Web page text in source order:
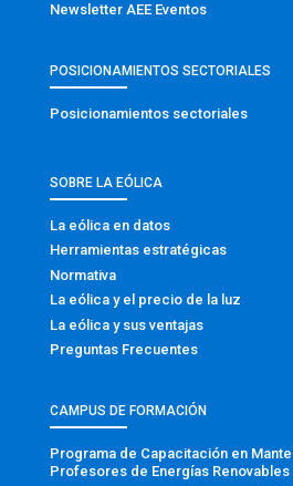
Newsletter AEE Eventos
POSICIONAMIENTOS SECTORIALES
Posicionamientos sectoriales
SOBRE LA EÓLICA
La eólica en datos
Herramientas estratégicas
Normativa
La eólica y el precio de la luz
La eólica y sus ventajas
Preguntas Frecuentes
CAMPUS DE FORMACIÓN
Programa de Capacitación en
Profesores de Energías Renovables